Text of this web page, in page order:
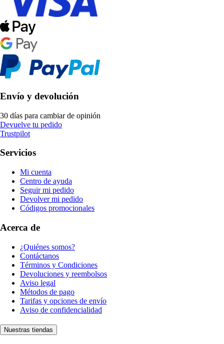
Envío y devolución
30 días para cambiar de opinión
Devuelve tu pedido
Trustpilot
Servicios
Mi cuenta
Centro de ayuda
Seguir mi pedido
Devolver mi pedido
Códigos promocionales
Acerca de
¿Quiénes somos?
Contáctanos
Términos y Condiciones
Devoluciones y reembolsos
Aviso legal
Métodos de pago
Tarifas y opciones de envío
Aviso de confidencialidad
Nuestras tiendas